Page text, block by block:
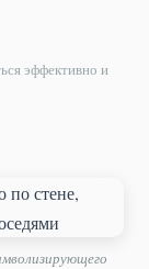
эффективно и